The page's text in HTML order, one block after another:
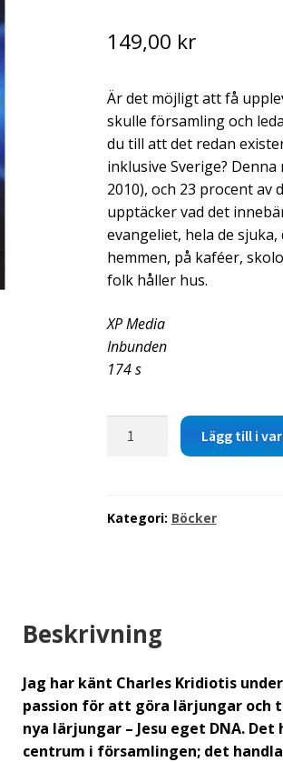
149,00 kr
Är det möjligt att få
skulle församling och
du till att det redan
inklusive Sverige?
2010), och 23 procent
upptäcker vad det
evangeliet, hela de
hemmen, på kaféer,
folk håller hus.
XP Media
Inbunden
174 s
lärjungaskap
Lägg till i
Kategori: Böcker
Beskrivning
Jag har känt Charles Kridiotis
passion för att göra lärjungar och
nya lärjungar – Jesu eget DNA.
centrum i församlingen; det